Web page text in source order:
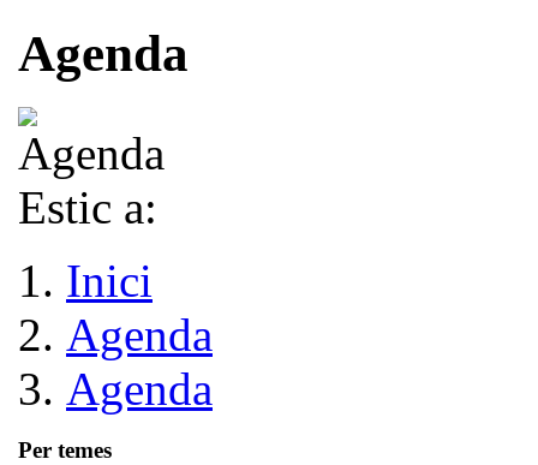
Agenda
Estic a:
Inici
Agenda
Agenda
Per temes